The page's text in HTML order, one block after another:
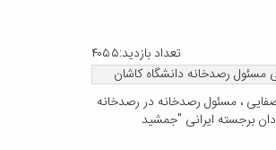
تعداد بازدید:۴۰۵۵
مسئول رصدخانه دانشگاه کاشان
، مسئول رصدخانه در رصدخانه
برجسته ایرانی "جمشید